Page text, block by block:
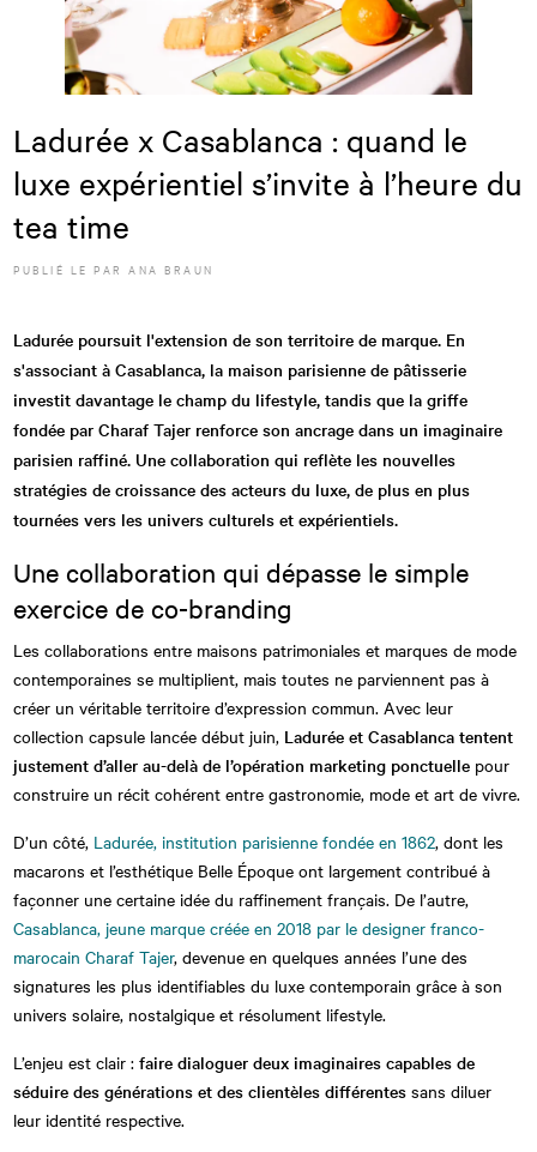
Ladurée x Casablanca : quand le
luxe expérientiel s’invite à l’heure du
tea time
PUBLIÉ LEPARANA BRAUN
Ladurée poursuit l'extension de son territoire de marque. En
s'associant à Casablanca, la maison parisienne de pâtisserie
investit davantage le champ du lifestyle, tandis que la griffe
fondée par Charaf Tajer renforce son ancrage dans un imaginaire
parisien raffiné. Une collaboration qui reflète les nouvelles
stratégies de croissance des acteurs du luxe, de plus en plus
tournées vers les univers culturels et expérientiels.
Une collaboration qui dépasse le simple
exercice de co-branding
Les collaborations entre maisons patrimoniales et marques de mode
contemporaines se multiplient, mais toutes ne parviennent pas à
créer un véritable territoire d’expression commun. Avec leur
collection capsule lancée début juin, Ladurée et Casablanca tentent
justement d’aller au-delà de l’opération marketing ponctuelle pour
construire un récit cohérent entre gastronomie, mode et art de vivre.
D’un côté, Ladurée, institution parisienne fondée en 1862, dont les
macarons et l’esthétique Belle Époque ont largement contribué à
façonner une certaine idée du raffinement français. De l’autre,
Casablanca, jeune marque créée en 2018 par le designer franco-
marocain Charaf Tajer, devenue en quelques années l’une des
signatures les plus identifiables du luxe contemporain grâce à son
univers solaire, nostalgique et résolument lifestyle.
L’enjeu est clair : faire dialoguer deux imaginaires capables de
séduire des générations et des clientèles différentes sans diluer
leur identité respective.